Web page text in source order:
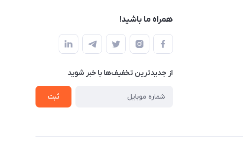
همراه ما باشید!
از جدید‌ترین تخفیف‌ها با‌ خبر شوید
ثبت